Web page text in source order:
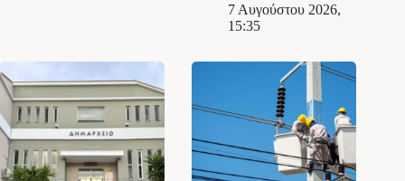
7 Αυγούστου 2026,
15:35